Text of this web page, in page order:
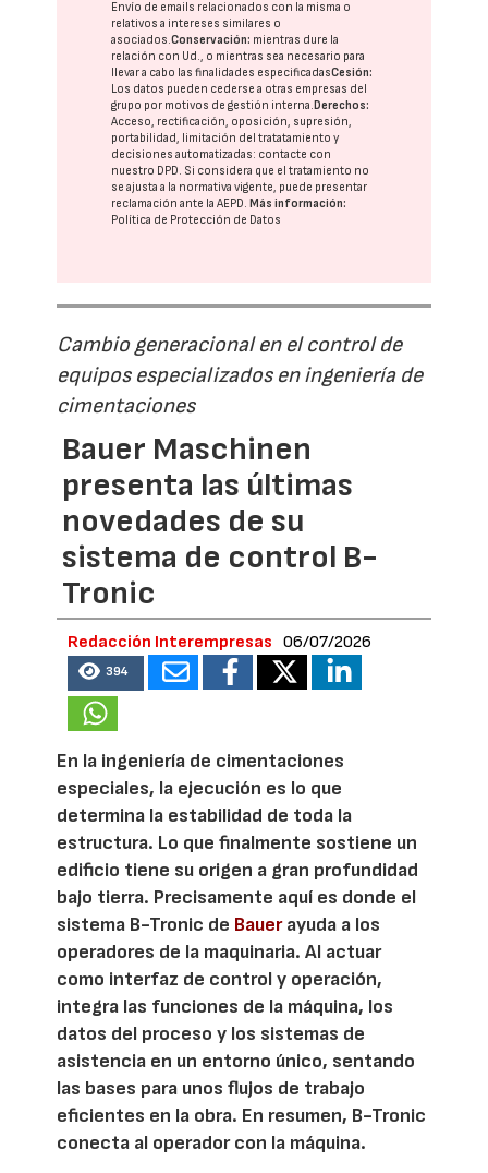
Envío de emails relacionados con la misma o
relativos a intereses similares o
asociados.Conservación: mientras dure la
relación con Ud., o mientras sea necesario para
llevar a cabo las finalidades especificadasCesión:
Los datos pueden cederse a otras empresas del
grupo por motivos de gestión interna.Derechos:
Acceso, rectificación, oposición, supresión,
portabilidad, limitación del tratatamiento y
decisiones automatizadas: contacte con
nuestro DPD . Si considera que el tratamiento no
se ajusta a la normativa vigente, puede presentar
reclamación ante laAEPD .Más información:
Política de Protección de Datos
Cambio generacional en el control de
equipos especializados en ingeniería de
cimentaciones
Bauer Maschinen
presenta las últimas
novedades de su
sistema de control B-
Tronic
Redacción Interempresas 06/07/2026
394
En la ingeniería de cimentaciones
especiales, la ejecución es lo que
determina la estabilidad de toda la
estructura. Lo que finalmente sostiene un
edificio tiene su origen a gran profundidad
bajo tierra. Precisamente aquí es donde el
sistema B-Tronic de Bauerayuda a los
operadores de la maquinaria. Al actuar
como interfaz de control y operación,
integra las funciones de la máquina, los
datos del proceso y los sistemas de
asistencia en un entorno único, sentando
las bases para unos flujos de trabajo
eficientes en la obra. En resumen, B-Tronic
conecta al operador con la máquina.